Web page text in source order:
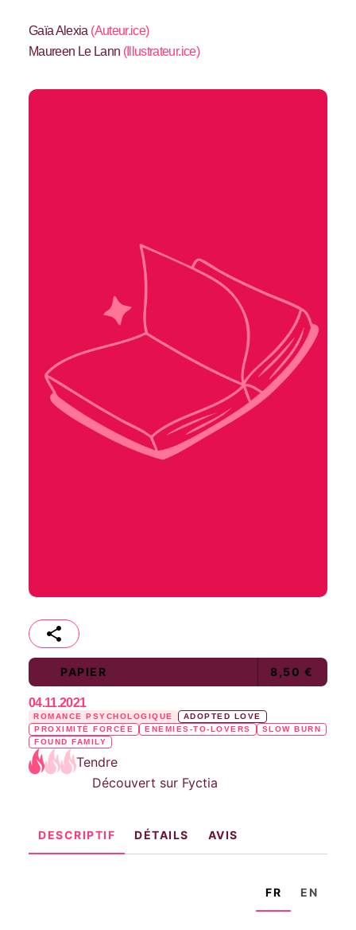
PAPIER 8,50 €
Gaïa Alexia (Auteur.ice)
Maureen Le Lann (Illustrateur.ice)
04.11.2021
ROMANCE PSYCHOLOGIQUE
ADOPTED LOVE
PROXIMITÉ FORCÉE
ENEMIES-TO-LOVERS
SLOW BURN
FOUND FAMILY
Tendre
Découvert sur Fyctia
DESCRIPTIF DÉTAILS AVIS
FR EN